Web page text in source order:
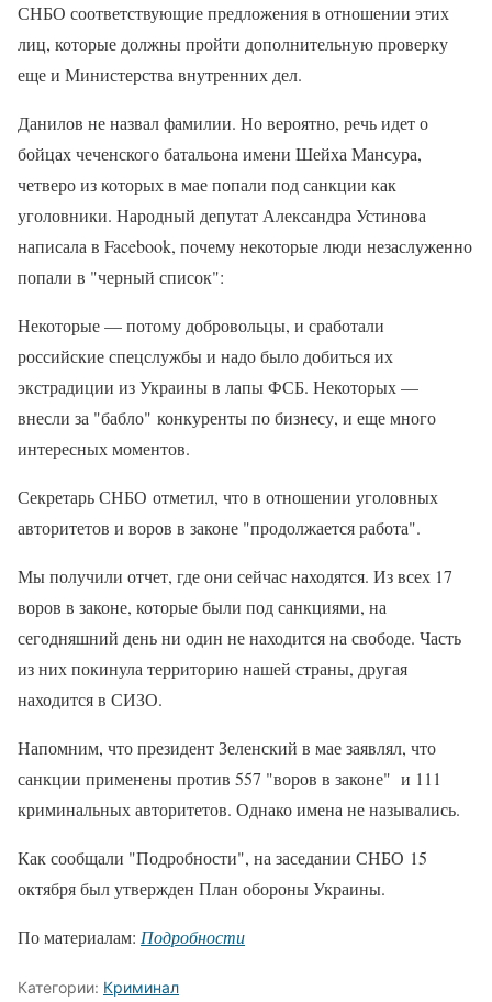
СНБО соответствующие предложения в отношении этих
лиц, которые должны пройти дополнительную проверку
еще и Министерства внутренних дел.
Данилов не назвал фамилии. Но вероятно, речь идет о
бойцах чеченского батальона имени Шейха Мансура,
четверо из которых в мае попали под санкции как
уголовники. Народный депутат Александра Устинова
написала в Facebook, почему некоторые люди незаслуженно
попали в "черный список":
Некоторые — потому добровольцы, и сработали
российские спецслужбы и надо было добиться их
экстрадиции из Украины в лапы ФСБ. Некоторых —
внесли за "бабло" конкуренты по бизнесу, и еще много
интересных моментов.
Секретарь СНБО отметил, что в отношении уголовных
авторитетов и воров в законе "продолжается работа".
Мы получили отчет, где они сейчас находятся. Из всех 17
воров в законе, которые были под санкциями, на
сегодняшний день ни один не находится на свободе. Часть
из них покинула территорию нашей страны, другая
находится в СИЗО.
Напомним, что президент Зеленский в мае заявлял, что
санкции применены против 557 "воров в законе" и 111
криминальных авторитетов. Однако имена не назывались.
Как сообщали "Подробности", на заседании СНБО 15
октября был утвержден План обороны Украины.
По материалам: Подробности
Категории: Криминал